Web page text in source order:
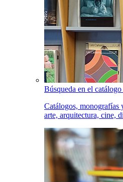
Búsqueda en el
Catálogos, monografías
arte, arquitectura, cine,